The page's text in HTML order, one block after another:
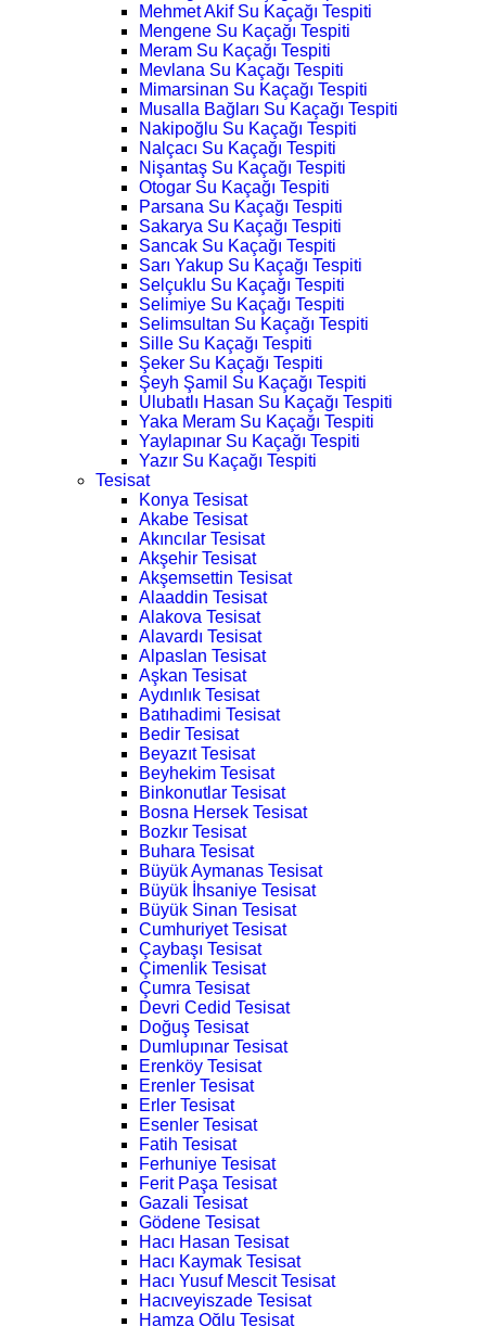
Mehmet Akif Su Kaçağı Tespiti
Mengene Su Kaçağı Tespiti
Meram Su Kaçağı Tespiti
Mevlana Su Kaçağı Tespiti
Mimarsinan Su Kaçağı Tespiti
Musalla Bağları Su Kaçağı Tespiti
Nakipoğlu Su Kaçağı Tespiti
Nalçacı Su Kaçağı Tespiti
Nişantaş Su Kaçağı Tespiti
Otogar Su Kaçağı Tespiti
Parsana Su Kaçağı Tespiti
Sakarya Su Kaçağı Tespiti
Sancak Su Kaçağı Tespiti
Sarı Yakup Su Kaçağı Tespiti
Selçuklu Su Kaçağı Tespiti
Selimiye Su Kaçağı Tespiti
Selimsultan Su Kaçağı Tespiti
Sille Su Kaçağı Tespiti
Şeker Su Kaçağı Tespiti
Şeyh Şamil Su Kaçağı Tespiti
Ulubatlı Hasan Su Kaçağı Tespiti
Yaka Meram Su Kaçağı Tespiti
Yaylapınar Su Kaçağı Tespiti
Yazır Su Kaçağı Tespiti
Tesisat
Konya Tesisat
Akabe Tesisat
Akıncılar Tesisat
Akşehir Tesisat
Akşemsettin Tesisat
Alaaddin Tesisat
Alakova Tesisat
Alavardı Tesisat
Alpaslan Tesisat
Aşkan Tesisat
Aydınlık Tesisat
Batıhadimi Tesisat
Bedir Tesisat
Beyazıt Tesisat
Beyhekim Tesisat
Binkonutlar Tesisat
Bosna Hersek Tesisat
Bozkır Tesisat
Buhara Tesisat
Büyük Aymanas Tesisat
Büyük İhsaniye Tesisat
Büyük Sinan Tesisat
Cumhuriyet Tesisat
Çaybaşı Tesisat
Çimenlik Tesisat
Çumra Tesisat
Devri Cedid Tesisat
Doğuş Tesisat
Dumlupınar Tesisat
Erenköy Tesisat
Erenler Tesisat
Erler Tesisat
Esenler Tesisat
Fatih Tesisat
Ferhuniye Tesisat
Ferit Paşa Tesisat
Gazali Tesisat
Gödene Tesisat
Hacı Hasan Tesisat
Hacı Kaymak Tesisat
Hacı Yusuf Mescit Tesisat
Hacıveyiszade Tesisat
Hamza Oğlu Tesisat